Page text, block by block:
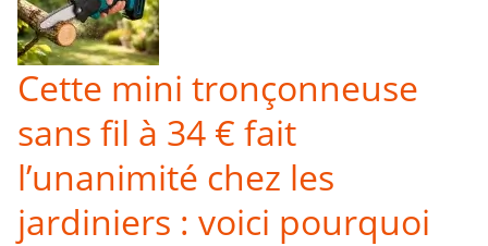
Cette mini tronçonneuse
sans fil à 34 € fait
l’unanimité chez les
jardiniers : voici pourquoi